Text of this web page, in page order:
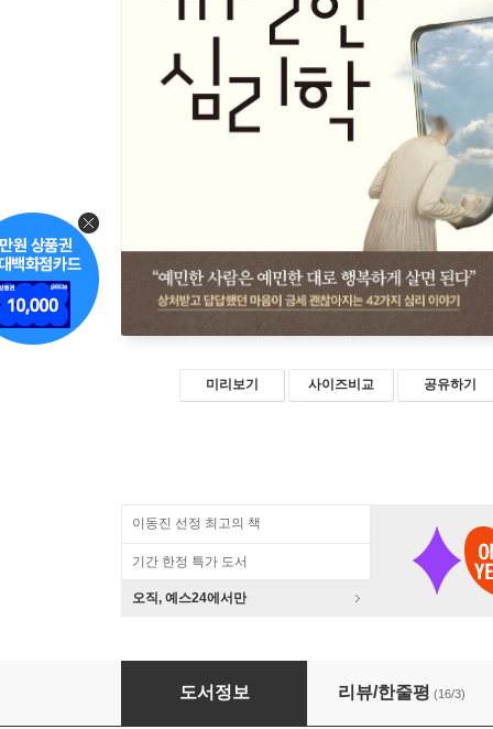
미리보기 사이즈비교 공유하기
이동진 선정 최고의 책
기간 한정 특가 도서
오직, 예스24에서만
예민한 너를 위한 까칠한 심리학
도서정보 리뷰/한줄평 (16/3)